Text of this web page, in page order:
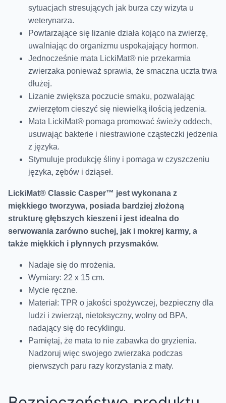
sytuacjach stresujących jak burza czy wizyta u
weterynarza.
Powtarzające się lizanie działa kojąco na zwierzę,
uwalniając do organizmu uspokajający hormon.
Jednocześnie mata LickiMat® nie przekarmia
zwierzaka ponieważ sprawia, że ​smaczna uczta trwa
dłużej.
Lizanie zwiększa poczucie smaku, pozwalając
zwierzętom cieszyć się niewielką ilością jedzenia.
Mata LickiMat® pomaga promować świeży oddech,
usuwając bakterie i niestrawione cząsteczki jedzenia
z języka.
Stymuluje produkcję śliny i pomaga w czyszczeniu
języka, zębów i dziąseł.
LickiMat® Classic Casper™ jest wykonana z
miękkiego tworzywa, posiada bardziej złożoną
strukturę głębszych kieszeni i jest idealna do
serwowania zarówno suchej, jak i mokrej karmy, a
także miękkich i płynnych przysmaków.
Nadaje się do mrożenia.
Wymiary: 22 x 15 cm.
Mycie ręczne.
Materiał: TPR o jakości spożywczej, bezpieczny dla
ludzi i zwierząt, nietoksyczny, wolny od BPA,
nadający się do recyklingu.
Pamiętaj, że mata to nie zabawka do gryzienia.
Nadzoruj więc swojego zwierzaka podczas
pierwszych paru razy korzystania z maty.